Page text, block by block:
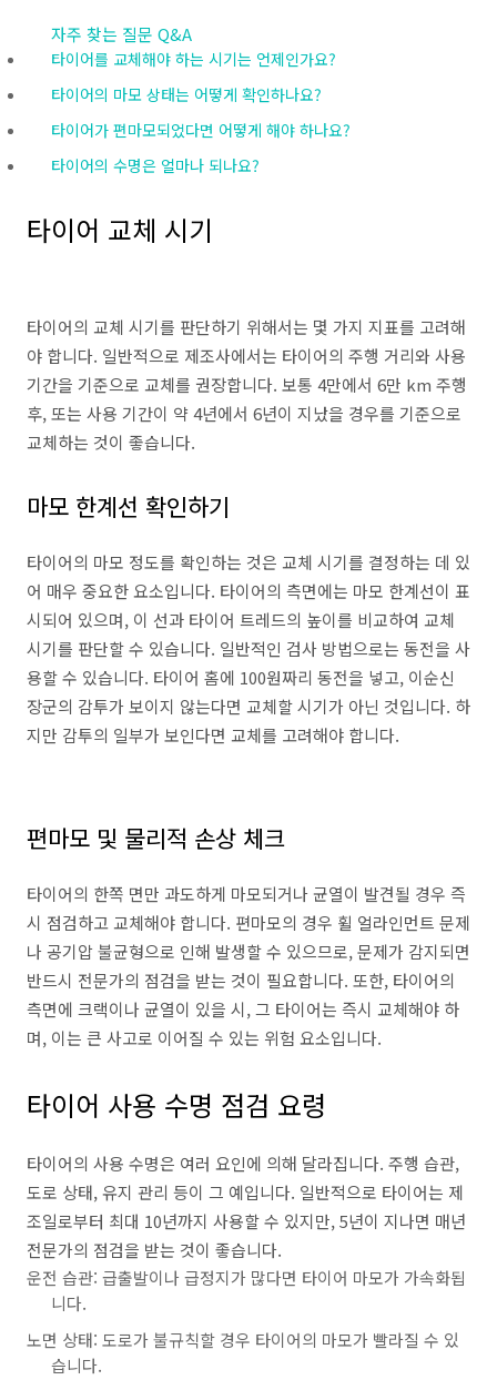
자주 찾는 질문 Q&A
타이어를 교체해야 하는 시기는 언제인가요?
타이어의 마모 상태는 어떻게 확인하나요?
타이어가 편마모되었다면 어떻게 해야 하나요?
타이어의 수명은 얼마나 되나요?
타이어 교체 시기
타이어의 교체 시기를 판단하기 위해서는 몇 가지 지표를 고려해
야 합니다. 일반적으로 제조사에서는 타이어의 주행 거리와 사용
기간을 기준으로 교체를 권장합니다. 보통 4만에서 6만 km 주행
후, 또는 사용 기간이 약 4년에서 6년이 지났을 경우를 기준으로
교체하는 것이 좋습니다.
마모 한계선 확인하기
타이어의 마모 정도를 확인하는 것은 교체 시기를 결정하는 데 있
어 매우 중요한 요소입니다. 타이어의 측면에는 마모 한계선이 표
시되어 있으며, 이 선과 타이어 트레드의 높이를 비교하여 교체
시기를 판단할 수 있습니다. 일반적인 검사 방법으로는 동전을 사
용할 수 있습니다. 타이어 홈에 100원짜리 동전을 넣고, 이순신
장군의 감투가 보이지 않는다면 교체할 시기가 아닌 것입니다. 하
지만 감투의 일부가 보인다면 교체를 고려해야 합니다.
편마모 및 물리적 손상 체크
타이어의 한쪽 면만 과도하게 마모되거나 균열이 발견될 경우 즉
시 점검하고 교체해야 합니다. 편마모의 경우 휠 얼라인먼트 문제
나 공기압 불균형으로 인해 발생할 수 있으므로, 문제가 감지되면
반드시 전문가의 점검을 받는 것이 필요합니다. 또한, 타이어의
측면에 크랙이나 균열이 있을 시, 그 타이어는 즉시 교체해야 하
며, 이는 큰 사고로 이어질 수 있는 위험 요소입니다.
타이어 사용 수명 점검 요령
타이어의 사용 수명은 여러 요인에 의해 달라집니다. 주행 습관,
도로 상태, 유지 관리 등이 그 예입니다. 일반적으로 타이어는 제
조일로부터 최대 10년까지 사용할 수 있지만, 5년이 지나면 매년
전문가의 점검을 받는 것이 좋습니다.
운전 습관: 급출발이나 급정지가 많다면 타이어 마모가 가속화됩
니다.
노면 상태: 도로가 불규칙할 경우 타이어의 마모가 빨라질 수 있
습니다.